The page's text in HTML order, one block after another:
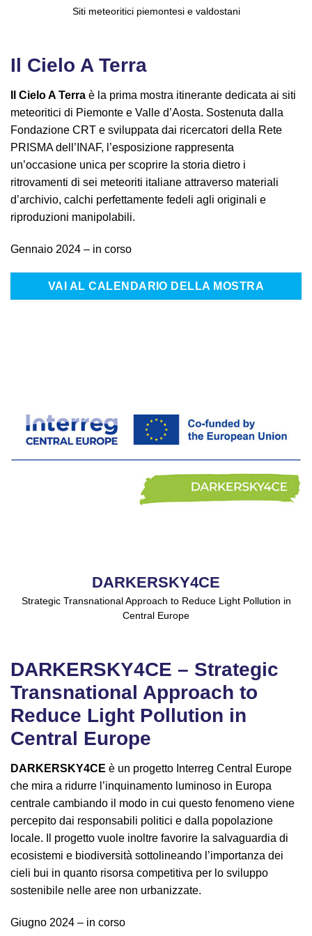
Siti meteoritici piemontesi e valdostani
Il Cielo A Terra
Il Cielo A Terra è la prima mostra itinerante dedicata ai siti
meteoritici di Piemonte e Valle d’Aosta. Sostenuta dalla
Fondazione CRT e sviluppata dai ricercatori della Rete
PRISMA dell’INAF, l’esposizione rappresenta
un’occasione unica per scoprire la storia dietro i
ritrovamenti di sei meteoriti italiane attraverso materiali
d’archivio, calchi perfettamente fedeli agli originali e
riproduzioni manipolabili.
Gennaio 2024 – in corso
VAI AL CALENDARIO DELLA MOSTRA
DARKERSKY4CE
Strategic Transnational Approach to Reduce Light Pollution in
Central Europe
DARKERSKY4CE – Strategic
Transnational Approach to
Reduce Light Pollution in
Central Europe
DARKERSKY4CE è un progetto Interreg Central Europe
che mira a ridurre l’inquinamento luminoso in Europa
centrale cambiando il modo in cui questo fenomeno viene
percepito dai responsabili politici e dalla popolazione
locale. Il progetto vuole inoltre favorire la salvaguardia di
ecosistemi e biodiversità sottolineando l’importanza dei
cieli bui in quanto risorsa competitiva per lo sviluppo
sostenibile nelle aree non urbanizzate.
Giugno 2024 – in corso